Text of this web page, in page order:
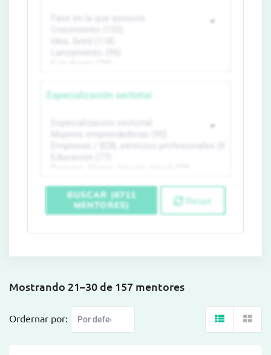
Especialización sectorial
BUSCAR (6711
MENTORES)
Reset
Mostrando 21–30 de 157 mentores
Ordernar por: